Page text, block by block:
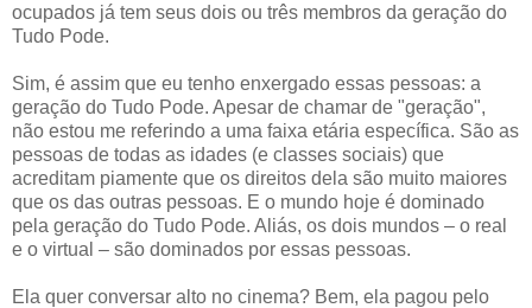
ocupados já tem seus dois ou três membros da geração do
Tudo Pode.
Sim, é assim que eu tenho enxergado essas pessoas: a
geração do Tudo Pode. Apesar de chamar de "geração",
não estou me referindo a uma faixa etária específica. São as
pessoas de todas as idades (e classes sociais) que
acreditam piamente que os direitos dela são muito maiores
que os das outras pessoas. E o mundo hoje é dominado
pela geração do Tudo Pode. Aliás, os dois mundos – o real
e o virtual – são dominados por essas pessoas.
Ela quer conversar alto no cinema? Bem, ela pagou pelo